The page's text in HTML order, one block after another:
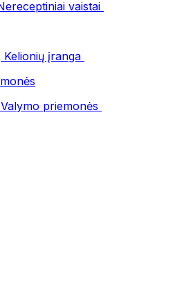
vaistai
Kelionių įranga
Valymo priemonės